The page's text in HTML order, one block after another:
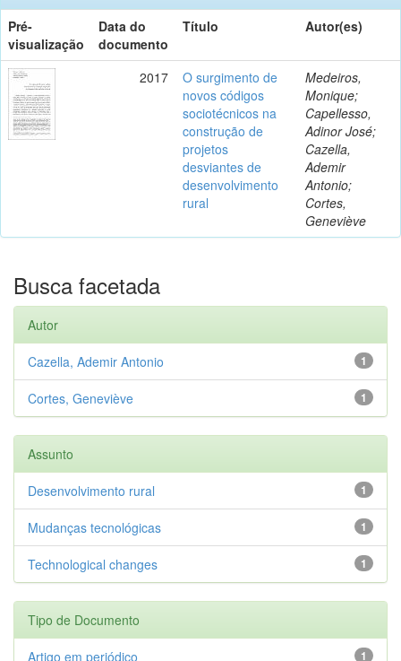
Pré-
visualização
Data do
documento
Título Autor(es)
2017
O surgimento de
novos códigos
sociotécnicos na
construção de
projetos
desviantes de
desenvolvimento
rural
Medeiros,
Monique;
Capellesso,
Adinor José;
Cazella,
Ademir
Antonio;
Cortes,
Geneviève
Busca facetada
Autor
1
Cazella, Ademir Antonio
1
Cortes, Geneviève
Assunto
1
Desenvolvimento rural
1
Mudanças tecnológicas
1
Technological changes
Tipo de Documento
1
Artigo em periódico